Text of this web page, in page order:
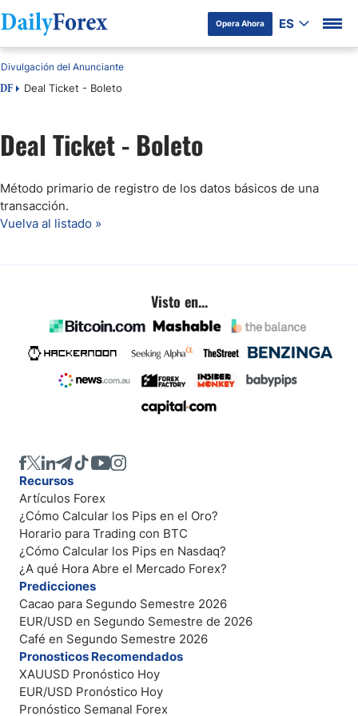
Opera Ahora ES
DF Deal Ticket - Boleto
Divulgación del Anunciante
Deal Ticket - Boleto
Método primario de registro de los datos básicos de una
transacción.
Vuelva al listado »
Visto en...
Recursos
Artículos Forex
¿Cómo Calcular los Pips en el Oro?
Horario para Trading con BTC
¿Cómo Calcular los Pips en Nasdaq?
¿A qué Hora Abre el Mercado Forex?
Predicciones
Cacao para Segundo Semestre 2026
EUR/USD en Segundo Semestre de 2026
Café en Segundo Semestre 2026
Pronosticos Recomendados
XAUUSD Pronóstico Hoy
EUR/USD Pronóstico Hoy
Pronóstico Semanal Forex